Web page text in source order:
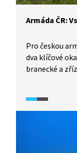
Armáda ČR:
Pro českou
dva klíčové
branecké a
systém řízení